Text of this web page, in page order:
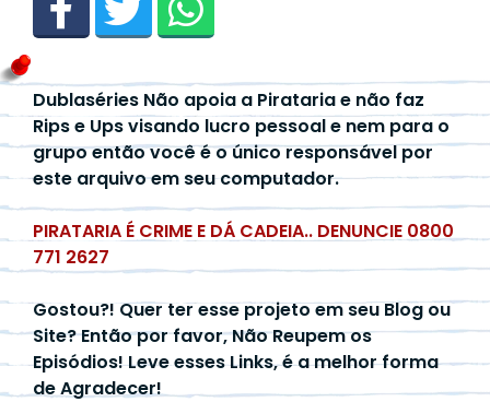
Dublaséries Não apoia a Pirataria e não faz
Rips e Ups visando lucro pessoal e nem para o
grupo então você é o único responsável por
este arquivo em seu computador.
PIRATARIA É CRIME E DÁ CADEIA.. DENUNCIE 0800
771 2627
Gostou?! Quer ter esse projeto em seu Blog ou
Site? Então por favor, Não Reupem os
Episódios! Leve esses Links, é a melhor forma
de Agradecer!